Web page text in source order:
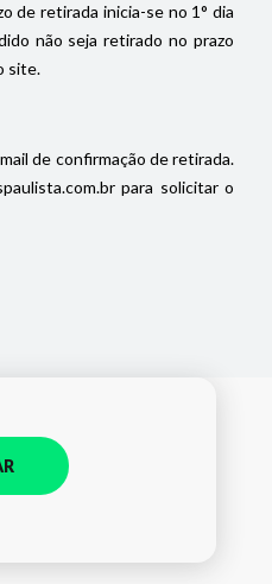
de retirada inicia-se no 1° dia
não seja retirado no prazo
site.
de confirmação de retirada.
para solicitar o